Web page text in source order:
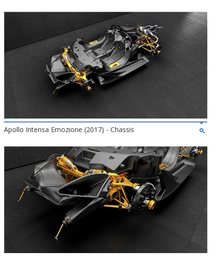
Apollo Intensa Emozione (2017) - Chassis